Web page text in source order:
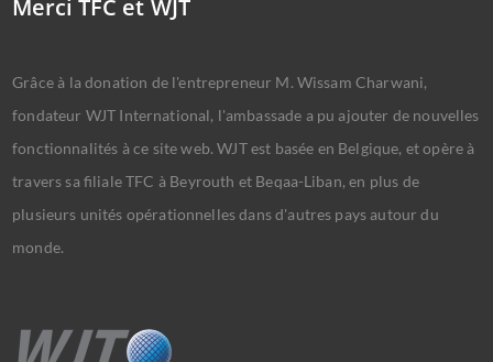
Merci TFC et WJT
Grâce à la donation de l'entrepreneur M. Wissam Charwani,
fondateur WJT International, l'ambassade a pu ajouter de nouvelles
fonctionnalités à ce site web. WJT est basée en Belgique, et opère à
travers sa filiale TFC à Beyrouth et Beqaa-Liban, en plus de
plusieurs unités opérationnelles dans d'autres pays autour du
monde.